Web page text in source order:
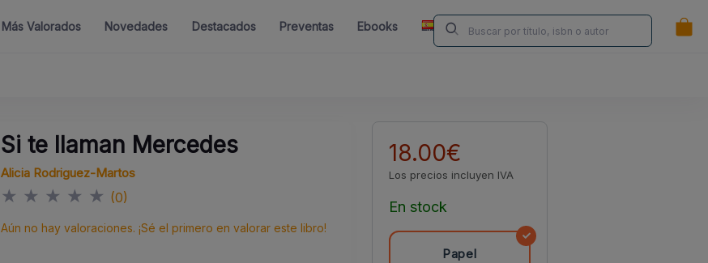
Más Valorados Novedades Destacados Preventas Ebooks Librerías Contacta ¿Eres Autor/a?
ES
Si te llaman Mercedes
Alicia Rodriguez-Martos
★ ★ ★ ★ ★ (0)
Aún no hay valoraciones. ¡Sé el primero en valorar este libro!
18.00€
Los precios incluyen IVA
En stock
Papel